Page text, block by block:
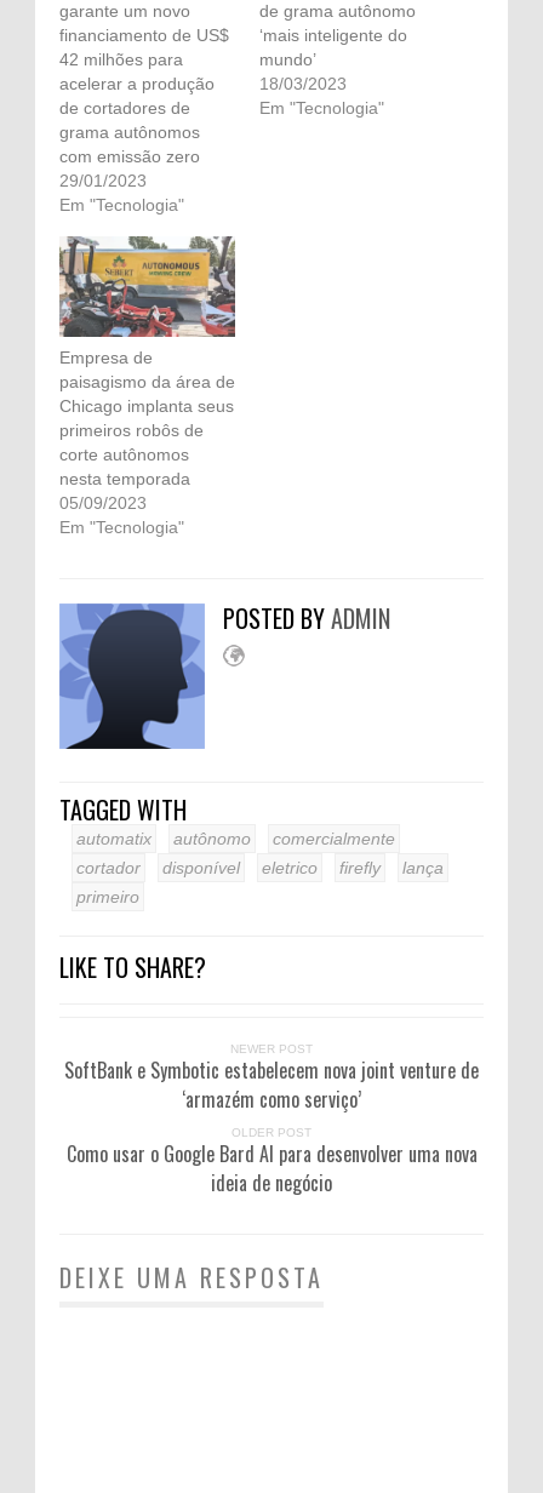
garante um novo
financiamento de US$
42 milhões para
acelerar a produção
de cortadores de
grama autônomos
com emissão zero
29/01/2023
Em "Tecnologia"
de grama autônomo
‘mais inteligente do
mundo’
18/03/2023
Em "Tecnologia"
Empresa de
paisagismo da área de
Chicago implanta seus
primeiros robôs de
corte autônomos
nesta temporada
05/09/2023
Em "Tecnologia"
POSTED BYADMIN
TAGGED WITH
automatix autônomo
comercialmente
cortador
disponível eletrico firefly
lança
primeiro
LIKE TO SHARE?
NEWER POST
SoftBank e Symbotic estabelecem nova joint venture de
‘armazém como serviço’
OLDER POST
Como usar o Google Bard AI para desenvolver uma nova
ideia de negócio
DEIXE UMA RESPOSTA